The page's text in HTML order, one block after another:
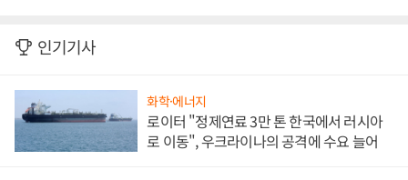
인기기사
화학·에너지
로이터 "정제연료 3만 톤 한국에서 러시아
로 이동", 우크라이나의 공격에 수요 늘어